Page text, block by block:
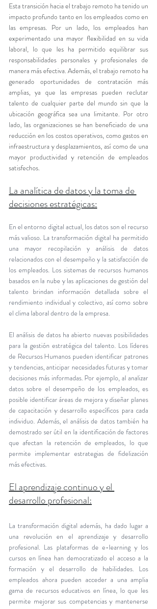
Esta transición hacia el trabajo remoto ha tenido un
impacto profundo tanto en los empleados como en
las empresas. Por un lado, los empleados han
experimentado una mayor flexibilidad en su vida
laboral, lo que les ha permitido equilibrar sus
responsabilidades personales y profesionales de
manera más efectiva. Además, el trabajo remoto ha
generado oportunidades de contratación más
amplias, ya que las empresas pueden reclutar
talento de cualquier parte del mundo sin que la
ubicación geográfica sea una limitante. Por otro
lado, las organizaciones se han beneficiado de una
reducción en los costos operativos, como gastos en
infraestructura y desplazamientos, así como de una
mayor productividad y retención de empleados
satisfechos.
La analítica de datos y la toma de
decisiones estratégicas:
En el entorno digital actual, los datos son el recurso
más valioso. La transformación digital ha permitido
una mayor recopilación y análisis de datos
relacionados con el desempeño y la satisfacción de
los empleados. Los sistemas de recursos humanos
basados en la nube y las aplicaciones de gestión del
talento brindan información detallada sobre el
rendimiento individual y colectivo, así como sobre
el clima laboral dentro de la empresa.
El análisis de datos ha abierto nuevas posibilidades
para la gestión estratégica del talento. Los líderes
de Recursos Humanos pueden identificar patrones
y tendencias, anticipar necesidades futuras y tomar
decisiones más informadas. Por ejemplo, al analizar
datos sobre el desempeño de los empleados, es
posible identificar áreas de mejora y diseñar planes
de capacitación y desarrollo específicos para cada
individuo. Además, el análisis de datos también ha
demostrado ser útil en la identificación de factores
que afectan la retención de empleados, lo que
permite implementar estrategias de fidelización
más efectivas.
El aprendizaje continuo y el
desarrollo profesional:
La transformación digital además, ha dado lugar a
una revolución en el aprendizaje y desarrollo
profesional. Las plataformas de e-learning y los
cursos en línea han democratizado el acceso a la
formación y el desarrollo de habilidades. Los
empleados ahora pueden acceder a una amplia
gama de recursos educativos en línea, lo que les
permite mejorar sus competencias y mantenerse